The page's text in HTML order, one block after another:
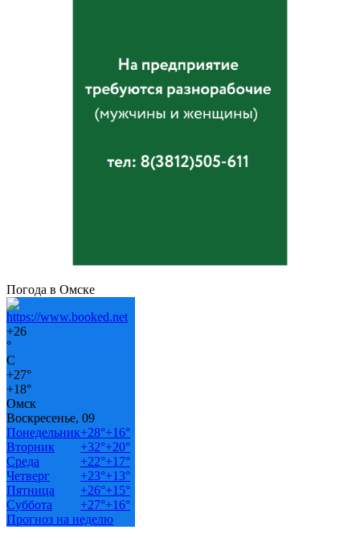
Погода в Омске
+26
°
C
+27°
+18°
Омск
Воскресенье, 09
Понедельник+28°+16°
Вторник
+32°+20°
Среда
+22°+17°
Четверг
+23°+13°
Пятница
+26°+15°
Суббота
+27°+16°
Прогноз на неделю